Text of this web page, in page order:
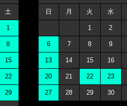
土
1
8
15
22
29
日 月 火 水
1 2
6 7 8 9
13 14 15 16
20 21 22 23
27 28 29 30